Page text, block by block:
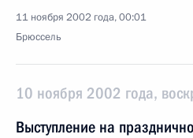
11 ноября 2002 года, 00:01
Брюссель
10 ноября 2002 года,
Выступление на